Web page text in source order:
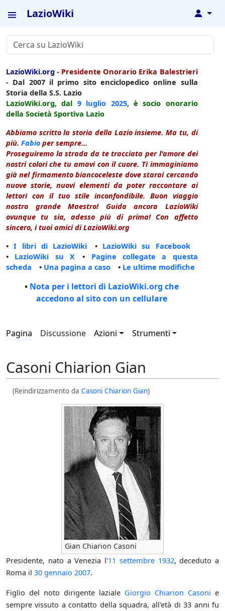
LazioWiki ↓
LazioWiki.org - Presidente Onorario Erika Balestrieri
- Dal 2007 il primo sito enciclopedico online sulla
Storia della S.S. Lazio
LazioWiki.org, dal 9 luglio 2025, è socio onorario
della Società Sportiva Lazio
Abbiamo scritto la storia della Lazio insieme. Ma tu, di
più. Fabio per sempre...
Proseguiremo la strada da te tracciata per l'amore dei
nostri colori che tu amavi con il cuore. Ti immaginiamo
già nel firmamento biancoceleste dove starai cercando
nuove storie, nuovi elementi da poter raccontare ai
lettori con il tuo stile inconfondibile. Buon viaggio
nostro grande Maestro! Guida ancora LazioWiki
ovunque tu sia, adesso più di prima! Con affetto
sincero, i tuoi amici di LazioWiki.org
•I libri di LazioWiki • LazioWiki su Facebook
• LazioWiki su X • Pagine collegate a questa
scheda • Una pagina a caso • Le ultime modifiche
• Nota per i lettori di LazioWiki.org che
accedono al sito con un cellulare
Pagina Discussione Azioni Strumenti
Casoni Chiarion Gian
(Reindirizzamento daCasoni Chiarion Gian)
Gian Chiarion Casoni
Presidente, nato a Venezia l'11 settembre 1932, deceduto a
Roma il 30 gennaio 2007.
Figlio del noto dirigente laziale Giorgio Chiarion Casoni e
sempre vissuto a contatto della squadra, all'età di 33 anni fu